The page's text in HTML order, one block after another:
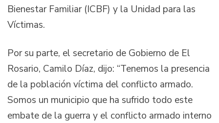
Bienestar Familiar (ICBF) y la Unidad para las
Víctimas.
Por su parte, el secretario de Gobierno de El
Rosario, Camilo Díaz, dijo: “Tenemos la presencia
de la población víctima del conflicto armado.
Somos un municipio que ha sufrido todo este
embate de la guerra y el conflicto armado interno